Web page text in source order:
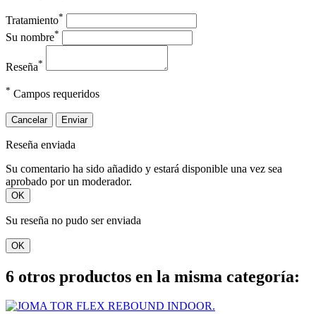
Tratamiento*
Su nombre*
Reseña*
* Campos requeridos
Cancelar Enviar
Reseña enviada
Su comentario ha sido añadido y estará disponible una vez sea
aprobado por un moderador.
OK
Su reseña no pudo ser enviada
OK
6 otros productos en la misma categoría: